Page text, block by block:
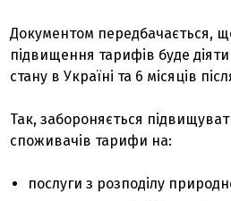
Документом передбачається,
підвищення тарифів буде
стану в Україні та 6 місяців
Так, забороняється
споживачів тарифи на:
послуги з розподілу